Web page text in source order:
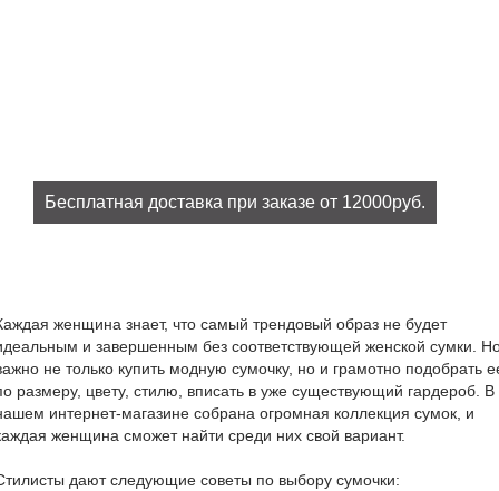
Бесплатная доставка при заказе от 12000руб.
женщина знает, что самый трендовый образ не будет
и завершенным без соответствующей женской сумки.
не только купить модную сумочку, но и грамотно подобрать
размеру, цвету, стилю, вписать в уже существующий гардероб. В
интернет-магазине собрана огромная коллекция сумок, и
женщина сможет найти среди них свой вариант.
дают следующие советы по выбору сумочки: